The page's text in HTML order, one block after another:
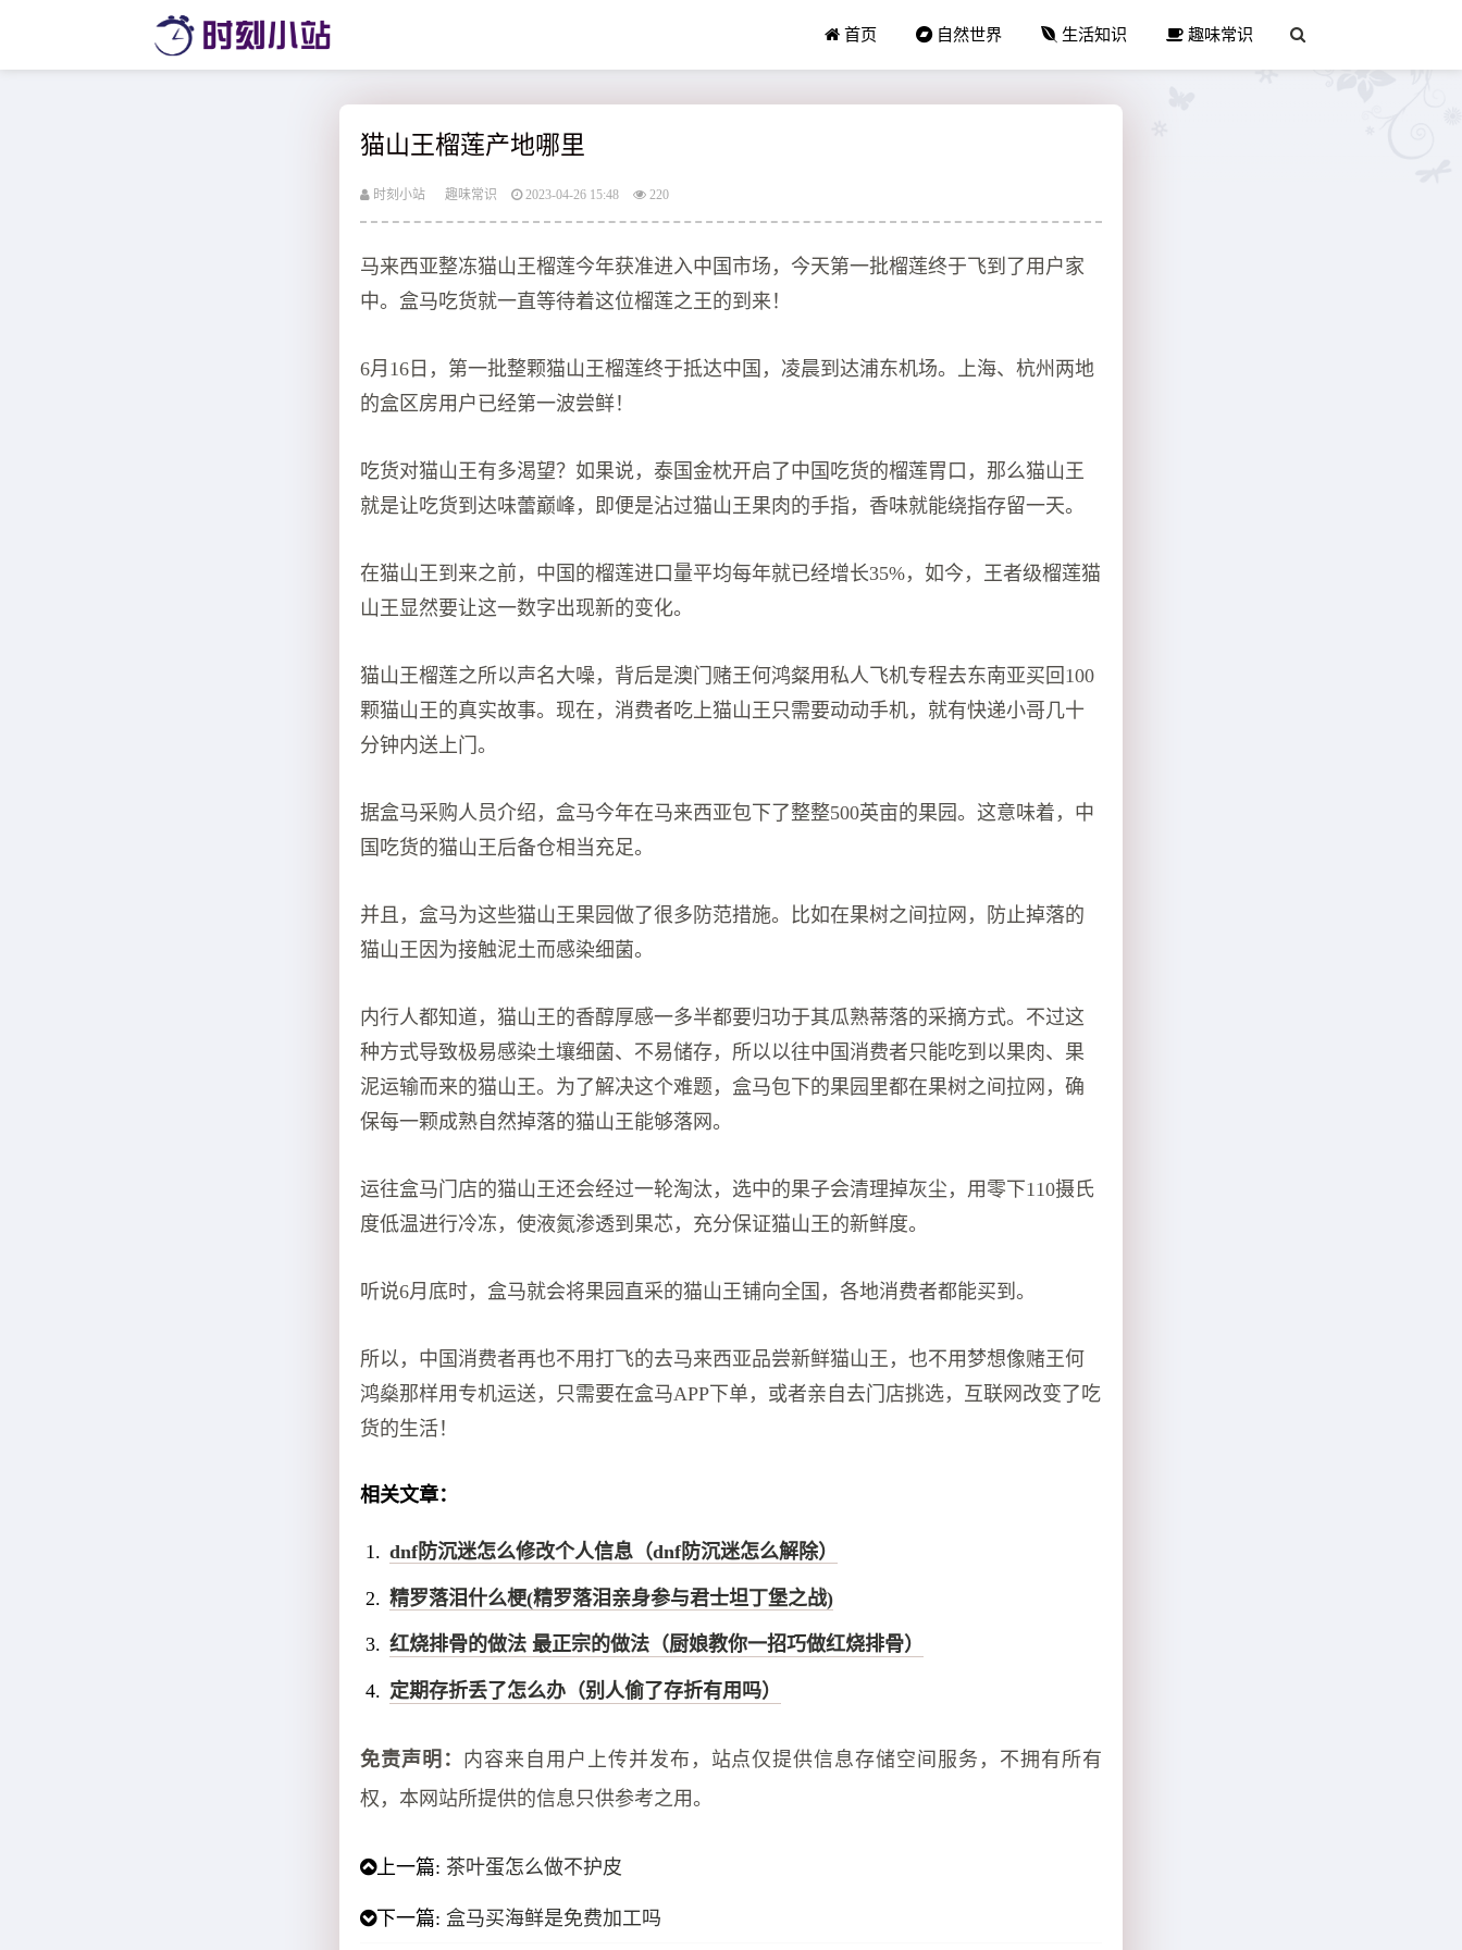
首页 自然世界 生活知识 趣味常识
猫山王榴莲产地哪里
时刻小站 趣味常识 2023-04-26 15:48 220
马来西亚整冻猫山王榴莲今年获准进入中国市场，今天第一批榴莲终于飞到了用户家
中。盒马吃货就一直等待着这位榴莲之王的到来！
6月16日，第一批整颗猫山王榴莲终于抵达中国，凌晨到达浦东机场。上海、杭州两地
的盒区房用户已经第一波尝鲜！
吃货对猫山王有多渴望？如果说，泰国金枕开启了中国吃货的榴莲胃口，那么猫山王
就是让吃货到达味蕾巅峰，即便是沾过猫山王果肉的手指，香味就能绕指存留一天。
在猫山王到来之前，中国的榴莲进口量平均每年就已经增长35%，如今，王者级榴莲猫
山王显然要让这一数字出现新的变化。
猫山王榴莲之所以声名大噪，背后是澳门赌王何鸿粲用私人飞机专程去东南亚买回100
颗猫山王的真实故事。现在，消费者吃上猫山王只需要动动手机，就有快递小哥几十
分钟内送上门。
据盒马采购人员介绍，盒马今年在马来西亚包下了整整500英亩的果园。这意味着，中
国吃货的猫山王后备仓相当充足。
并且，盒马为这些猫山王果园做了很多防范措施。比如在果树之间拉网，防止掉落的
猫山王因为接触泥土而感染细菌。
内行人都知道，猫山王的香醇厚感一多半都要归功于其瓜熟蒂落的采摘方式。不过这
种方式导致极易感染土壤细菌、不易储存，所以以往中国消费者只能吃到以果肉、果
泥运输而来的猫山王。为了解决这个难题，盒马包下的果园里都在果树之间拉网，确
保每一颗成熟自然掉落的猫山王能够落网。
运往盒马门店的猫山王还会经过一轮淘汰，选中的果子会清理掉灰尘，用零下110摄氏
度低温进行冷冻，使液氮渗透到果芯，充分保证猫山王的新鲜度。
听说6月底时，盒马就会将果园直采的猫山王铺向全国，各地消费者都能买到。
所以，中国消费者再也不用打飞的去马来西亚品尝新鲜猫山王，也不用梦想像赌王何
鸿燊那样用专机运送，只需要在盒马APP下单，或者亲自去门店挑选，互联网改变了吃
货的生活！
相关文章：
dnf防沉迷怎么修改个人信息（dnf防沉迷怎么解除）
精罗落泪什么梗(精罗落泪亲身参与君士坦丁堡之战)
红烧排骨的做法 最正宗的做法（厨娘教你一招巧做红烧排骨）
定期存折丢了怎么办（别人偷了存折有用吗）
免责声明： 内容来自用户上传并发布，站点仅提供信息存储空间服务，不拥有所有
权，本网站所提供的信息只供参考之用。
上一篇: 茶叶蛋怎么做不护皮
下一篇: 盒马买海鲜是免费加工吗